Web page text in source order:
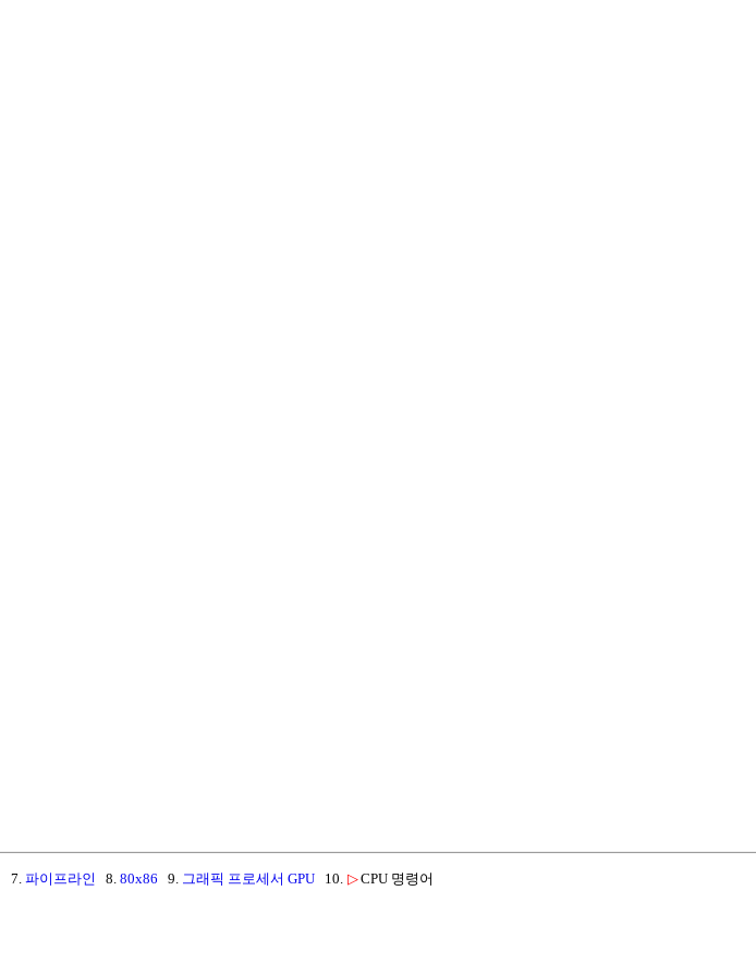
7. 파이프라인 8. 80x86 9. 그래픽 프로세서 GPU 10. ▷CPU 명령어